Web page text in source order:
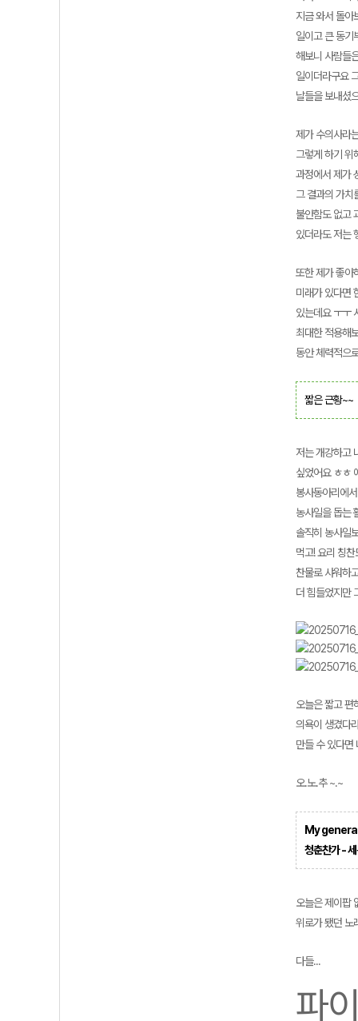
지금 와서 돌아
일이고 큰 동기
해보니 사람들
일이더라구요
날들을 보내셨
제가 수의사라
그렇게 하기 위
과정에서 제가
그 결과의 가치
불안함도 없고
있더라도 저는
또한 제가 좋아
미래가 있다면
있는데요 ㅜㅜ
최대한 적용해
동안 체력적으
짧은 근황~~
저는 개강하고
싶었어요 ㅎㅎ
봉사동아리에
농사일을 돕는
솔직히 농사일
먹고! 요리 칭
찬물로 샤워하
더 힘들었지만
오늘은 짧고 편
의욕이 생겼다
만들 수 있다
오.노.추 ~.~
My
청춘찬가 -
오늘은 제이팝
위로가 됐던 노
다들...
파